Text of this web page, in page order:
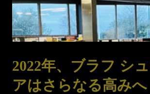
2022年、ブラフ シ
アはさらなる高みへ